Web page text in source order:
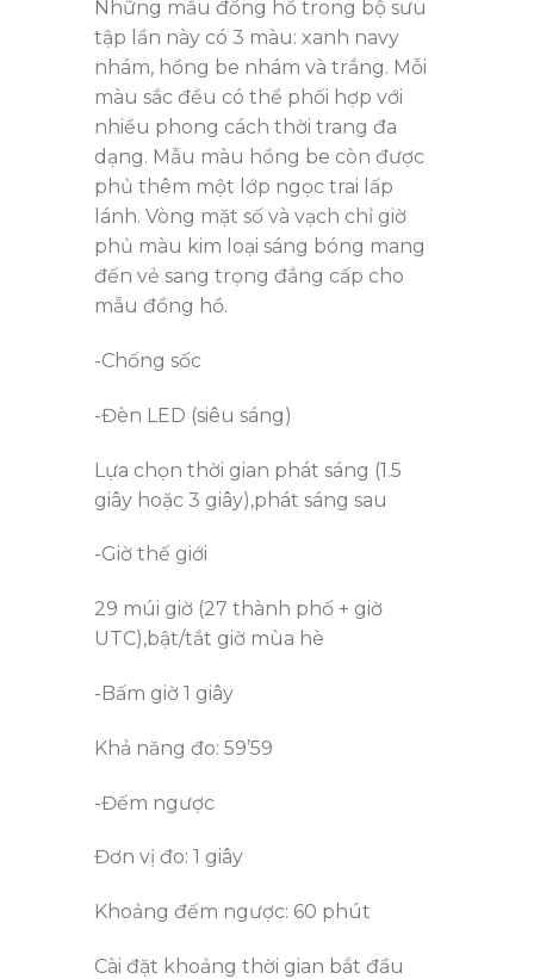
Những mẫu đồng hồ trong bộ sưu
tập lần này có 3 màu: xanh navy
nhám, hồng be nhám và trắng. Mỗi
màu sắc đều có thể phối hợp với
nhiều phong cách thời trang đa
dạng. Mẫu màu hồng be còn được
phủ thêm một lớp ngọc trai lấp
lánh. Vòng mặt số và vạch chỉ giờ
phủ màu kim loại sáng bóng mang
đến vẻ sang trọng đẳng cấp cho
mẫu đồng hồ.
-Chống sốc
-Đèn LED (siêu sáng)
Lựa chọn thời gian phát sáng (1.5
giây hoặc 3 giây),phát sáng sau
-Giờ thế giới
29 múi giờ (27 thành phố + giờ
UTC),bật/tắt giờ mùa hè
-Bấm giờ 1 giây
Khả năng đo: 59’59
-Đếm ngược
Đơn vị đo: 1 giây
Khoảng đếm ngược: 60 phút
Cài đặt khoảng thời gian bắt đầu